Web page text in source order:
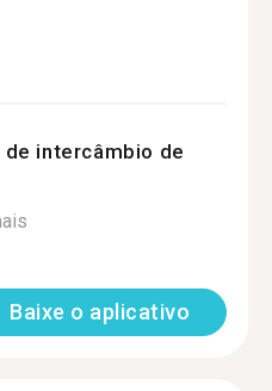
intercâmbio de
Baixe o aplicativo